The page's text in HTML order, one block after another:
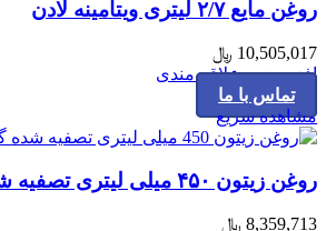
روغن مایع ۲/۷ لیتری ویتامینه لادن
10,505,017 ﷼
افزودن به علاقه مندی
تماس با ما
مشاهده سریع
روغن زیتون ۴۵۰ میلی لیتری تصفیه شده گیلوان
8,359,713 ﷼